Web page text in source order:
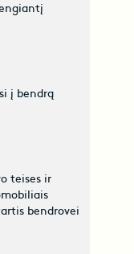
į bendrą
teises ir
bendrovei